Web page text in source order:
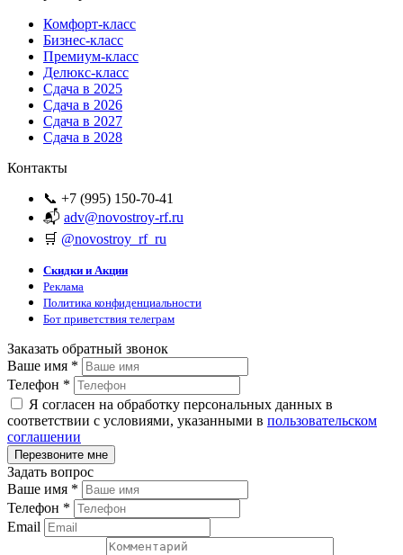
Комфорт-класс
Бизнес-класс
Премиум-класс
Делюкс-класс
Сдача в 2025
Сдача в 2026
Сдача в 2027
Сдача в 2028
Контакты
📞 +7 (995) 150-70-41
📬 adv@novostroy-rf.ru
🛒 @novostroy_rf_ru
Скидки и Акции
Реклама
Политика конфиденциальности
Бот приветствия телеграм
Заказать обратный звонок
Ваше имя *
Телефон *
Я согласен на обработку персональных данных в
соответствии с условиями, указанными в пользовательском
соглашении
Задать вопрос
Ваше имя *
Телефон *
Email